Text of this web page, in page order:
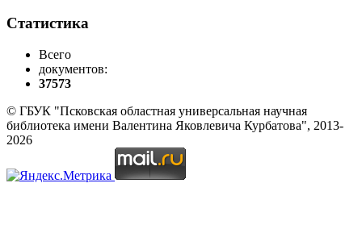
Статистика
Всего
документов:
37573
© ГБУК "Псковская областная универсальная научная
библиотека имени Валентина Яковлевича Курбатова", 2013-
2026